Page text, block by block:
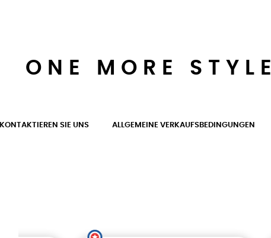
ONE MORE STYLE
KONTAKTIEREN SIE UNS ALLGEMEINE VERKAUFSBEDINGUNGEN